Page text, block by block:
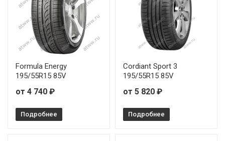
Formula Energy
195/55R15 85V
от 4 740 ₽
Подробнее
Cordiant Sport 3
195/55R15 85V
от 5 820 ₽
Подробнее